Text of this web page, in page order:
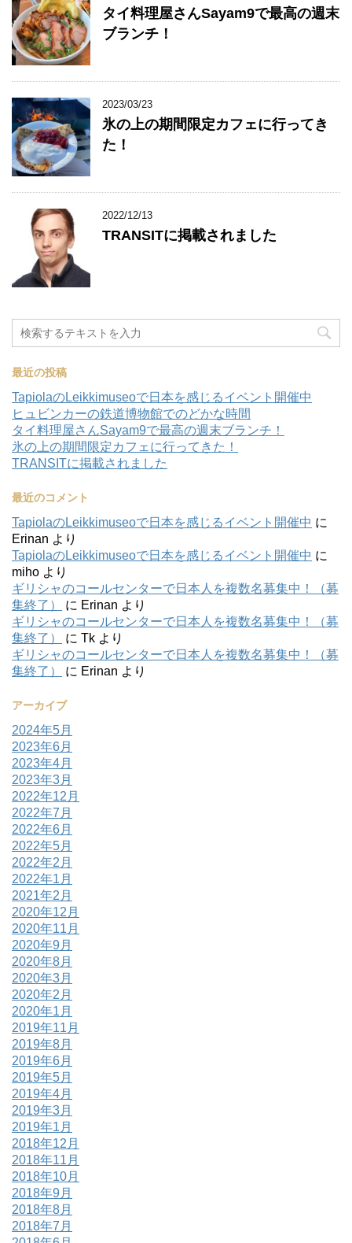
タイ料理屋さんSayam9で最高の週末
ブランチ！
2023/03/23
氷の上の期間限定カフェに行ってき
た！
2022/12/13
TRANSITに掲載されました
最近の投稿
TapiolaのLeikkimuseoで日本を感じるイベント開催中
ヒュビンカーの鉄道博物館でのどかな時間
タイ料理屋さんSayam9で最高の週末ブランチ！
氷の上の期間限定カフェに行ってきた！
TRANSITに掲載されました
最近のコメント
TapiolaのLeikkimuseoで日本を感じるイベント開催中 に
Erinan より
TapiolaのLeikkimuseoで日本を感じるイベント開催中 に
miho より
ギリシャのコールセンターで日本人を複数名募集中！（募
集終了）
に Erinan より
ギリシャのコールセンターで日本人を複数名募集中！（募
集終了）
に Tk より
ギリシャのコールセンターで日本人を複数名募集中！（募
集終了）
に Erinan より
アーカイブ
2024年5月
2023年6月
2023年4月
2023年3月
2022年12月
2022年7月
2022年6月
2022年5月
2022年2月
2022年1月
2021年2月
2020年12月
2020年11月
2020年9月
2020年8月
2020年3月
2020年2月
2020年1月
2019年11月
2019年8月
2019年6月
2019年5月
2019年4月
2019年3月
2019年1月
2018年12月
2018年11月
2018年10月
2018年9月
2018年8月
2018年7月